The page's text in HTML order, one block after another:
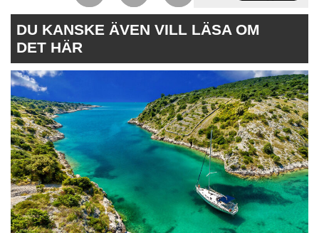
DU KANSKE ÄVEN VILL LÄSA OM
DET HÄR